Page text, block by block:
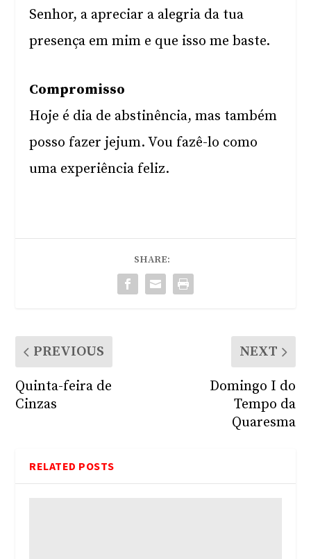
Senhor, a apreciar a alegria da tua
presença em mim e que isso me baste.
Compromisso
Hoje é dia de abstinência, mas também
posso fazer jejum. Vou fazê-lo como
uma experiência feliz.
SHARE:
PREVIOUS
Quinta-feira de
Cinzas
NEXT
Domingo I do
Tempo da
Quaresma
RELATED POSTS